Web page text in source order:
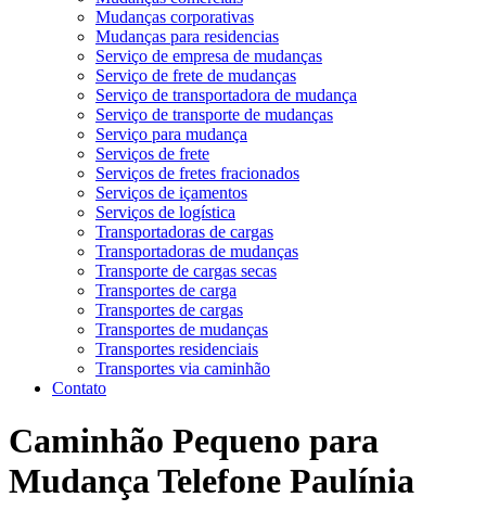
Mudanças corporativas
Mudanças para residencias
Serviço de empresa de mudanças
Serviço de frete de mudanças
Serviço de transportadora de mudança
Serviço de transporte de mudanças
Serviço para mudança
Serviços de frete
Serviços de fretes fracionados
Serviços de içamentos
Serviços de logística
Transportadoras de cargas
Transportadoras de mudanças
Transporte de cargas secas
Transportes de carga
Transportes de cargas
Transportes de mudanças
Transportes residenciais
Transportes via caminhão
Contato
Caminhão Pequeno para
Mudança Telefone Paulínia